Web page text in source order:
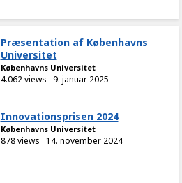
Præsentation af Københavns
Universitet
Københavns Universitet
4.062 views 9. januar 2025
Innovationsprisen 2024
Københavns Universitet
878 views 14. november 2024